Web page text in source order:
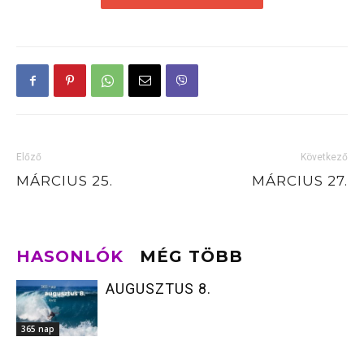
Előző
MÁRCIUS 25.
Következő
MÁRCIUS 27.
HASONLÓK MÉG TÖBB
365 nap
AUGUSZTUS 8.